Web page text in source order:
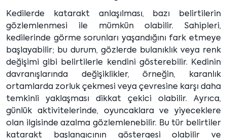
Kedilerde katarakt anlaşılması, bazı belirtilerin
gözlemlenmesi ile mümkün olabilir. Sahipleri,
kedilerinde görme sorunları yaşandığını fark etmeye
başlayabilir; bu durum, gözlerde bulanıklık veya renk
değişimi gibi belirtilerle kendini gösterebilir. Kedinin
davranışlarında değişiklikler, örneğin, karanlık
ortamlarda zorluk çekmesi veya çevresine karşı daha
temkinli yaklaşması dikkat çekici olabilir. Ayrıca,
günlük aktivitelerinde, oyuncaklara ve yiyeceklere
olan ilgisinde azalma gözlemlenebilir. Bu tür belirtiler
katarakt başlangıcının göstergesi olabilir ve